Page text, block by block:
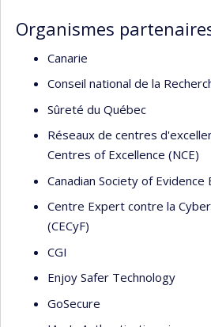
Organismes
Canarie
Conseil national de la
Sûreté du Québec
Réseaux de centres
Centres of Excellence (NCE)
Canadian Society of Evidence
Centre Expert contre la
(CECyF)
CGI
Enjoy Safer Technology
GoSecure